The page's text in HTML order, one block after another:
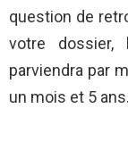
question de
votre dossier,
parviendra par
un mois et 5